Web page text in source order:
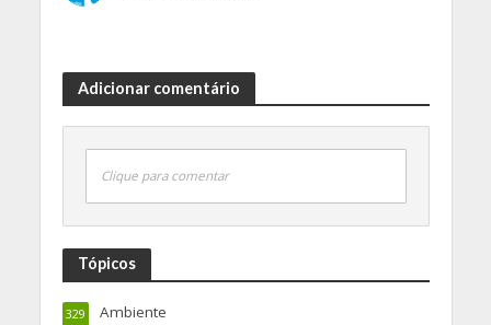
Adicionar comentário
Clique para comentar
Tópicos
Ambiente
329